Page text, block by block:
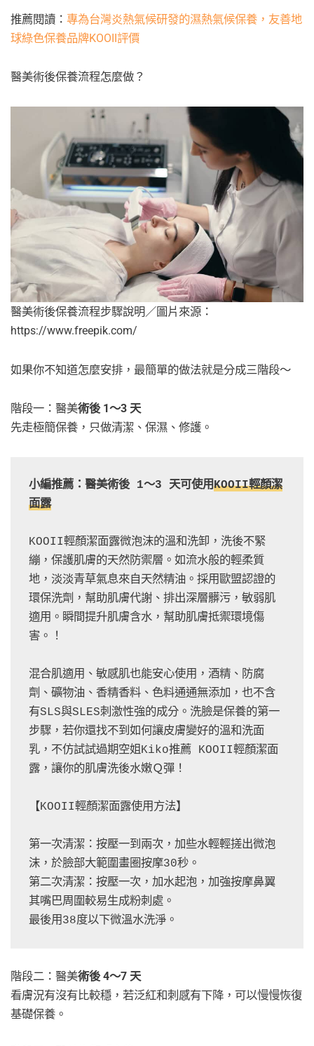
推薦閱讀： 專為台灣炎熱氣候研發的濕熱氣候保養，友善地
球綠色保養品牌KOOII評價
醫美術後保養流程怎麼做？
醫美術後保養流程步驟說明／圖片來源：
https://www.freepik.com/
如果你不知道怎麼安排，最簡單的做法就是分成三階段～
階段一：醫美術後 1～3 天
先走極簡保養，只做清潔、保濕、修護。
小編推薦：醫美術後 1～3 天可使用KOOII輕顏潔
面露
KOOII輕顏潔面露微泡沫的溫和洗卸，洗後不緊
繃，保護肌膚的天然防禦層。如流水般的輕柔質
地，淡淡青草氣息來自天然精油。採用歐盟認證的
環保洗劑，幫助肌膚代謝、排出深層髒污，敏弱肌
適用。瞬間提升肌膚含水，幫助肌膚抵禦環境傷
害。！
混合肌適用、敏感肌也能安心使用，酒精、防腐
劑、礦物油、香精香料、色料通通無添加，也不含
有SLS與SLES刺激性強的成分。洗臉是保養的第一
步驟，若你還找不到如何讓皮膚變好的溫和洗面
乳，不仿試試過期空姐Kiko推薦 KOOII輕顏潔面
露，讓你的肌膚洗後水嫩Ｑ彈！
【KOOII輕顏潔面露使用方法】
第一次清潔：按壓一到兩次，加些水輕輕搓出微泡
沫，於臉部大範圍畫圈按摩30秒。
第二次清潔：按壓一次，加水起泡，加強按摩鼻翼
其嘴巴周圍較易生成粉刺處。
最後用38度以下微溫水洗淨。
階段二：醫美術後 4～7 天
看膚況有沒有比較穩，若泛紅和刺感有下降，可以慢慢恢復
基礎保養。